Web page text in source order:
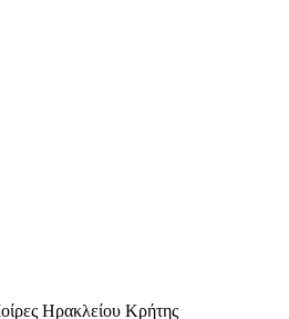
Ηρακλείου Κρήτης